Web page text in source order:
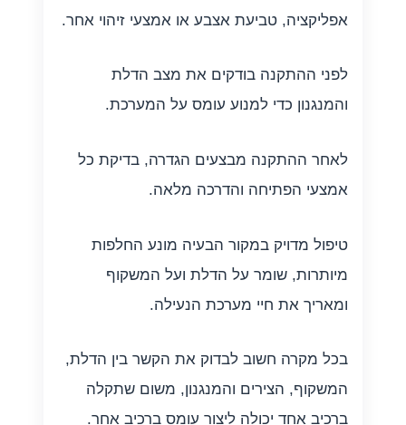
אפליקציה, טביעת אצבע או אמצעי זיהוי אחר.
לפני ההתקנה בודקים את מצב הדלת
והמנגנון כדי למנוע עומס על המערכת.
לאחר ההתקנה מבצעים הגדרה, בדיקת כל
אמצעי הפתיחה והדרכה מלאה.
טיפול מדויק במקור הבעיה מונע החלפות
מיותרות, שומר על הדלת ועל המשקוף
ומאריך את חיי מערכת הנעילה.
בכל מקרה חשוב לבדוק את הקשר בין הדלת,
המשקוף, הצירים והמנגנון, משום שתקלה
ברכיב אחד יכולה ליצור עומס ברכיב אחר.